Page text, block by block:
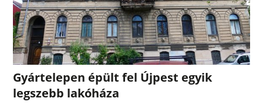
Gyártelepen épült fel Újpest egyik
legszebb lakóháza